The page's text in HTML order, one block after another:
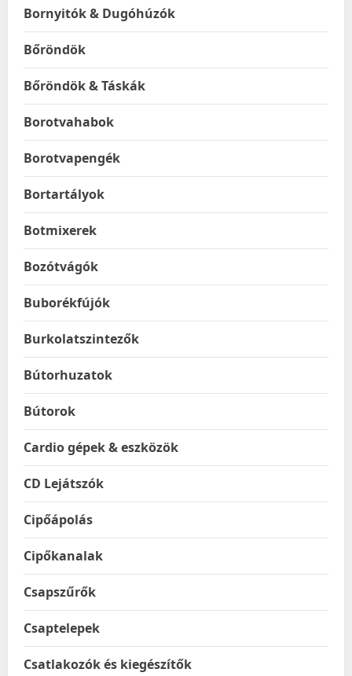
Bornyitók & Dugóhúzók
Bőröndök
Bőröndök & Táskák
Borotvahabok
Borotvapengék
Bortartályok
Botmixerek
Bozótvágók
Buborékfújók
Burkolatszintezők
Bútorhuzatok
Bútorok
Cardio gépek & eszközök
CD Lejátszók
Cipőápolás
Cipőkanalak
Csapszűrők
Csaptelepek
Csatlakozók és kiegészítők